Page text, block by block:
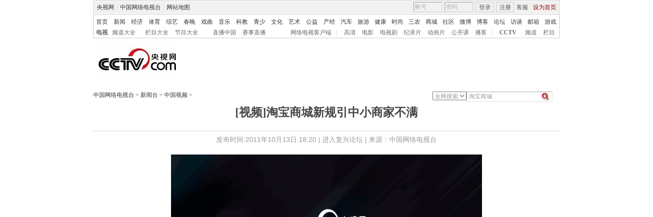
央视网 中国网络电视台 网站地图 客服 设为首页
登录 注册
首页 新闻 经济 体育 综艺 春晚 戏曲 音乐 科教 青少 文化 艺术 公益 产经 汽车 旅游 健康 时尚 三农 商城 社区 微博 博客 论坛 访谈 邮箱
游戏
电视
频道大全 栏目大全 节目大全 直播中国 赛事直播 网络电视客户端 高清 电影 电视剧 纪录片 动画片 公开课 播客 CCTV 频道 栏目
中国网络电视台 > 新闻台 > 中国视频 >
[视频]淘宝商城新规引中小商家不满
发布时间:2011年10月13日 18:20 | 进入复兴论坛 | 来源：中国网络电视台